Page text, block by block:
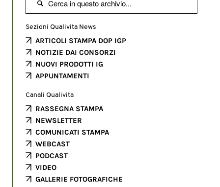

Sezioni Qualivita News
ARTICOLI STAMPA DOP IGP
NOTIZIE DAI CONSORZI
NUOVI PRODOTTI IG
APPUNTAMENTI
Canali Qualivita
RASSEGNA STAMPA
NEWSLETTER
COMUNICATI STAMPA
WEBCAST
PODCAST
VIDEO
GALLERIE FOTOGRAFICHE